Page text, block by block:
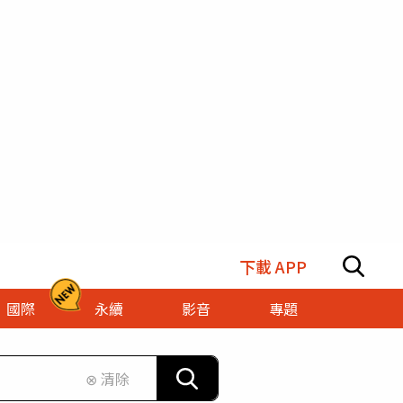
下載 APP
國際 永續 影音
專題
⊗ 清除